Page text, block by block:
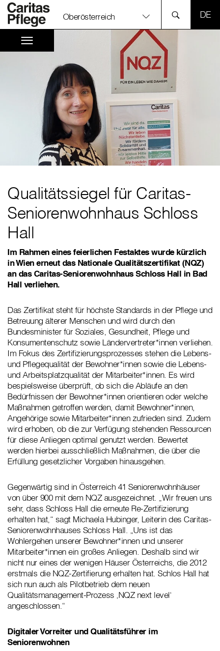
Oberösterreich
Qualitätssiegel für Caritas-
Seniorenwohnhaus Schloss
Hall
Im Rahmen eines feierlichen Festaktes wurde kürzlich
in Wien erneut das Nationale Qualitätszertifikat (NQZ)
an das Caritas-Seniorenwohnhaus Schloss Hall in Bad
Hall verliehen.
Das Zertifikat steht für höchste Standards in der Pflege und
Betreuung älterer Menschen und wird durch den
Bundesminister für Soziales, Gesundheit, Pflege und
Konsumentenschutz sowie Ländervertreter*innen verliehen.
Im Fokus des Zertifizierungsprozesses stehen die Lebens-
und Pflegequalität der Bewohner*innen sowie die Lebens-
und Arbeitsplatzqualität der Mitarbeiter*innen. Es wird
bespielsweise überprüft, ob sich die Abläufe an den
Bedürfnissen der Bewohner*innen orientieren oder welche
Maßnahmen getroffen werden, damit Bewohner*innen,
Angehörige sowie Mitarbeiter*innen zufrieden sind. Zudem
wird erhoben, ob die zur Verfügung stehenden Ressourcen
für diese Anliegen optimal genutzt werden. Bewertet
werden hierbei ausschließlich Maßnahmen, die über die
Erfüllung gesetzlicher Vorgaben hinausgehen.
Gegenwärtig sind in Österreich 41 Seniorenwohnhäuser
von über 900 mit dem NQZ ausgezeichnet. „Wir freuen uns
sehr, dass Schloss Hall die erneute Re-Zertifizierung
erhalten hat,“ sagt Michaela Hubinger, Leiterin des Caritas-
Seniorenwohnhauses Schloss Hall. „Uns ist das
Wohlergehen unserer Bewohner*innen und unserer
Mitarbeiter*innen ein großes Anliegen. Deshalb sind wir
nicht nur eines der wenigen Häuser Österreichs, die 2012
erstmals die NQZ-Zertifierung erhalten hat. Schlos Hall hat
sich nun auch als Pilotbetrieb dem neuen
Qualitätsmanagement-Prozess ‚NQZ next level‘
angeschlossen.“
Digitaler Vorreiter und Qualitätsführer im
Seniorenwohnen